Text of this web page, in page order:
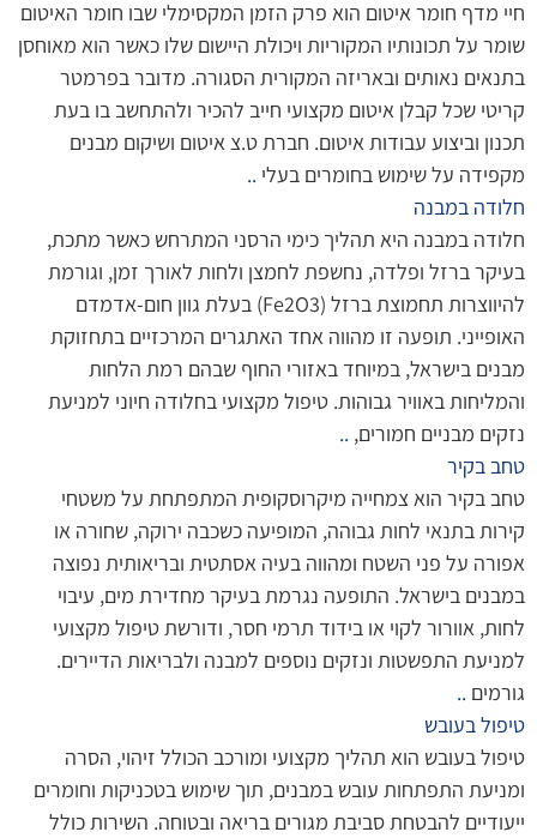
חיי מדף חומר איטום הוא פרק הזמן המקסימלי שבו חומר האיטום
שומר על תכונותיו המקוריות ויכולת היישום שלו כאשר הוא מאוחסן
בתנאים נאותים ובאריזה המקורית הסגורה. מדובר בפרמטר
קריטי שכל קבלן איטום מקצועי חייב להכיר ולהתחשב בו בעת
תכנון וביצוע עבודות איטום. חברת ט.צ איטום ושיקום מבנים
מקפידה על שימוש בחומרים בעלי ..
חלודה במבנה
חלודה במבנה היא תהליך כימי הרסני המתרחש כאשר מתכת,
בעיקר ברזל ופלדה, נחשפת לחמצן ולחות לאורך זמן, וגורמת
להיווצרות תחמוצת ברזל (Fe2O3) בעלת גוון חום-אדמדם
האופייני. תופעה זו מהווה אחד האתגרים המרכזיים בתחזוקת
מבנים בישראל, במיוחד באזורי החוף שבהם רמת הלחות
והמליחות באוויר גבוהות. טיפול מקצועי בחלודה חיוני למניעת
נזקים מבניים חמורים, ..
טחב בקיר
טחב בקיר הוא צמחייה מיקרוסקופית המתפתחת על משטחי
קירות בתנאי לחות גבוהה, המופיעה כשכבה ירוקה, שחורה או
אפורה על פני השטח ומהווה בעיה אסתטית ובריאותית נפוצה
במבנים בישראל. התופעה נגרמת בעיקר מחדירת מים, עיבוי
לחות, אוורור לקוי או בידוד תרמי חסר, ודורשת טיפול מקצועי
למניעת התפשטות ונזקים נוספים למבנה ולבריאות הדיירים.
גורמים ..
טיפול בעובש
טיפול בעובש הוא תהליך מקצועי ומורכב הכולל זיהוי, הסרה
ומניעת התפתחות עובש במבנים, תוך שימוש בטכניקות וחומרים
ייעודיים להבטחת סביבת מגורים בריאה ובטוחה. השירות כולל